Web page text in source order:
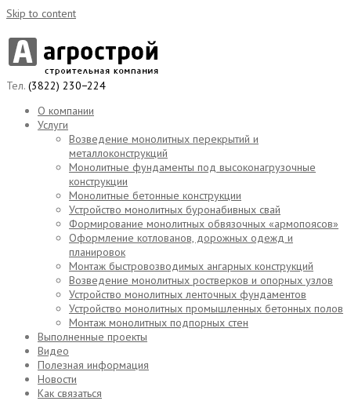
Skip to content
Тел. (3822) 230−224
О компании
Услуги
Возведение монолитных перекрытий и
металлоконструкций
Монолитные фундаменты под высоконагрузочные
конструкции
Монолитные бетонные конструкции
Устройство монолитных буронабивных свай
Формирование монолитных обвязочных «армопоясов»
Оформление котлованов, дорожных одежд и
планировок
Монтаж быстровозводимых ангарных конструкций
Возведение монолитных ростверков и опорных узлов
Устройство монолитных ленточных фундаментов
Устройство монолитных промышленных бетонных полов
Монтаж монолитных подпорных стен
Выполненные проекты
Видео
Полезная информация
Новости
Как связаться